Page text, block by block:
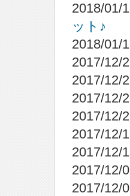
2018/01/
ット♪
2018/01/
2017/12/
2017/12/
2017/12/
2017/12/
2017/12/
2017/12/
2017/12/
2017/12/